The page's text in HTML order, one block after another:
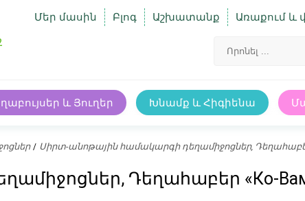
Մեր մասին Բլոգ Աշխատանք Առաքում և
և Յուղեր Խնամք և Հիգիենա
Սիրտ-անոթային համակարգի դեղամիջոցներ, Դեղահաբեր
Դեղահաբեր «Ко-